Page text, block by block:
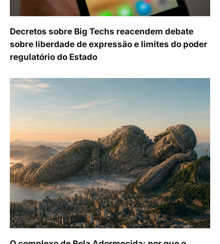
Decretos sobre Big Techs reacendem debate
sobre liberdade de expressão e limites do poder
regulatório do Estado